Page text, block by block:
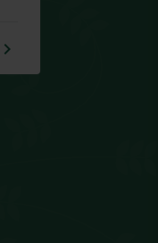
keyboard_arrow_right